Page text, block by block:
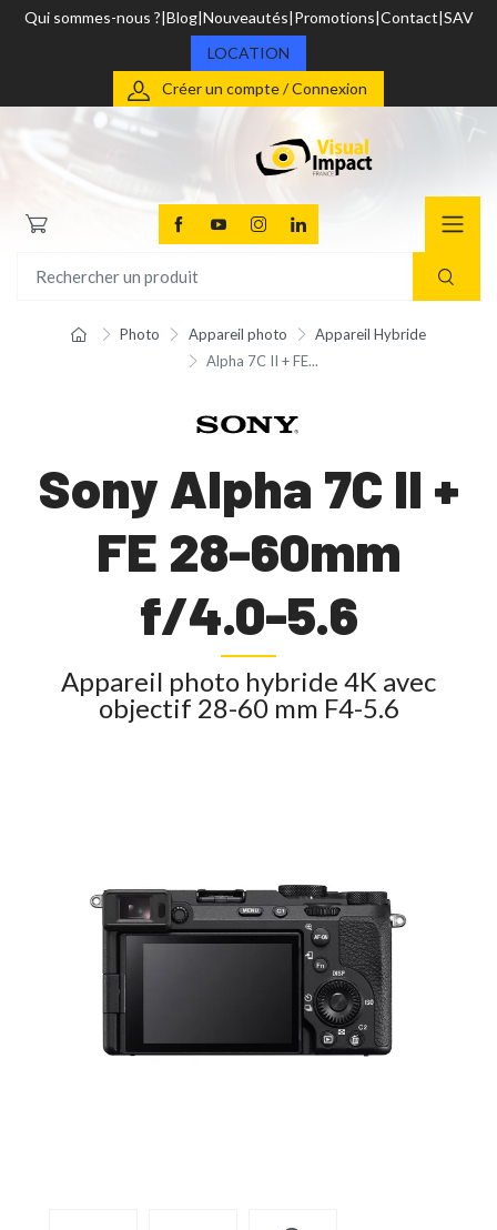
Qui sommes-nous ? Blog Nouveautés Promotions Contact SAV
LOCATION
Créer un compte / Connexion
Photo Appareil photo
Appareil Hybride
Alpha 7C II + FE...
Sony Alpha 7C II +
FE 28-60mm
f/4.0-5.6
Appareil photo hybride 4K avec
objectif 28-60 mm F4-5.6